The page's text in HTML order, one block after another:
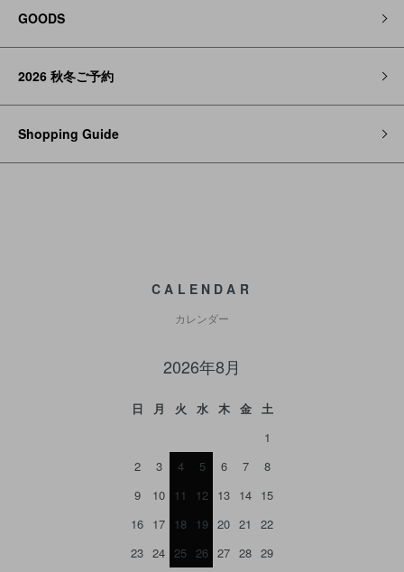
GOODS
2026 秋冬ご予約
Shopping Guide
CALENDAR
カレンダー
2026年8月
日 月 火 水 木 金
土
1
2
3 4 5 6 7
8
9
10 11 12 13 14 15
16 17 18 19 20 21
22
23 24 25 26 27 28 29